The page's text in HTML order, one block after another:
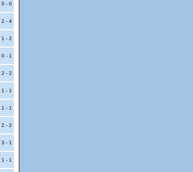
0 - 0
2 - 4
1 - 2
0 - 1
2 - 2
1 - 1
1 - 1
2 - 2
3 - 1
1 - 1